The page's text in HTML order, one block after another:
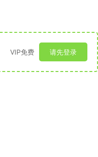
VIP免费 请先登录